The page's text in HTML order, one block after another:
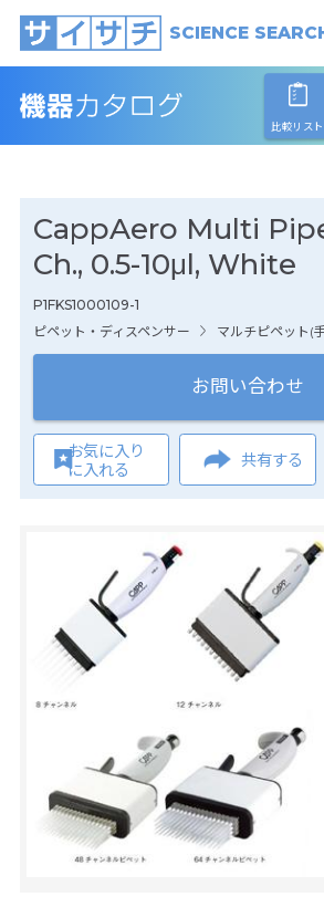
SCIENCE
比較リスト
CappAero Multi
Ch., 0.5-10μl, White
P1FKS1000109-1
ピペット・ディスペンサー
マルチピペット(
お問い合わせ
お気に入り
に入れる
共有する